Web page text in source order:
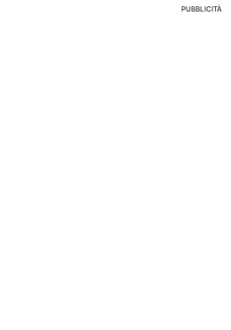
PUBBLICITÀ